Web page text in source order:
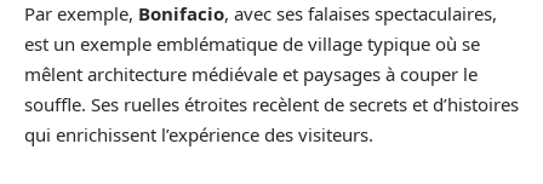
Par exemple, Bonifacio, avec ses falaises spectaculaires,
est un exemple emblématique de village typique où se
mêlent architecture médiévale et paysages à couper le
souffle. Ses ruelles étroites recèlent de secrets et d’histoires
qui enrichissent l’expérience des visiteurs.